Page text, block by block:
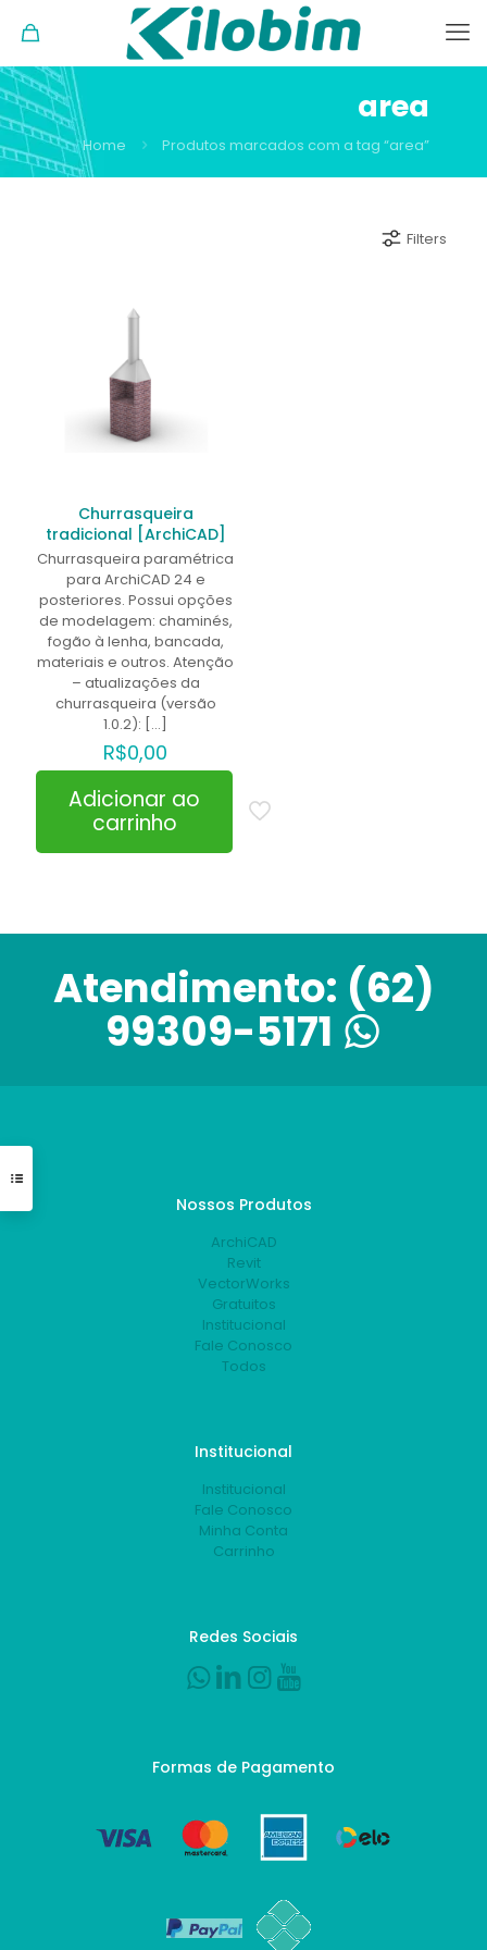
area
Home Produtos marcados com a tag “area”
Filters
Churrasqueira
tradicional [ArchiCAD]
Churrasqueira paramétrica
para ArchiCAD 24 e
posteriores. Possui opções
de modelagem: chaminés,
fogão à lenha, bancada,
materiais e outros. Atenção
– atualizações da
churrasqueira (versão
1.0.2): […]
R$0,00
Adicionar ao
carrinho
Atendimento: (62)
99309-5171
Nossos Produtos
ArchiCAD
Revit
VectorWorks
Gratuitos
Institucional
Fale Conosco
Todos
Institucional
Institucional
Fale Conosco
Minha Conta
Carrinho
Redes Sociais
Formas de Pagamento